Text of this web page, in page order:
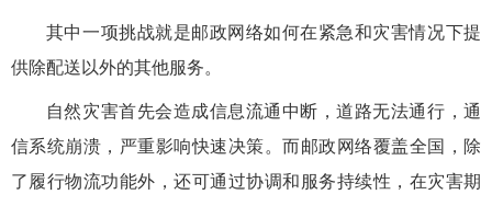
其中一项挑战就是邮政网络如何在紧急和灾害情况下提
供除配送以外的其他服务。
自然灾害首先会造成信息流通中断，道路无法通行，通
信系统崩溃，严重影响快速决策。而邮政网络覆盖全国，除
了履行物流功能外，还可通过协调和服务持续性，在灾害期